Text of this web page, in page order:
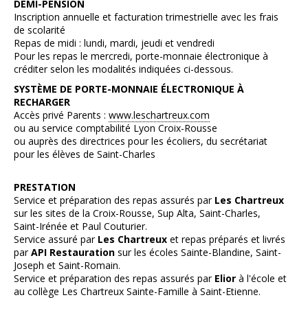
DEMI-PENSION
Inscription annuelle et facturation trimestrielle avec les frais
de scolarité
Repas de midi : lundi, mardi, jeudi et vendredi
Pour les repas le mercredi, porte-monnaie électronique à
créditer selon les modalités indiquées ci-dessous.
SYSTÈME DE PORTE-MONNAIE ÉLECTRONIQUE À
RECHARGER
Accès privé Parents : www.leschartreux.com
ou au service comptabilité Lyon Croix-Rousse
ou auprès des directrices pour les écoliers, du secrétariat
pour les élèves de Saint-Charles
PRESTATION
Service et préparation des repas assurés par Les Chartreux
sur les sites de la Croix-Rousse, Sup Alta, Saint-Charles,
Saint-Irénée et Paul Couturier.
Service assuré par Les Chartreux et repas préparés et livrés
parAPI Restauration sur les écoles Sainte-Blandine, Saint-
Joseph et Saint-Romain.
Service et préparation des repas assurés par Elior à l'école et
au collège Les Chartreux Sainte-Famille à Saint-Etienne.